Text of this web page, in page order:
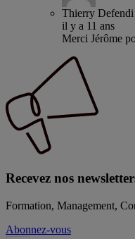
Thierry Defendi
il y a 11 ans
Merci Jérôme
Recevez nos
Formation, Management,
Abonnez-vous